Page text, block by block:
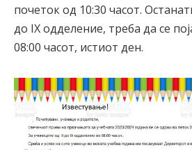
почеток од 10:30 часот.
до IX одделение, треба да се
08:00 часот, истиот ден.